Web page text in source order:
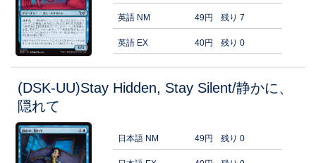
英語 NM 49円 残り 7
英語 EX 40円 残り 0
(DSK-UU)Stay Hidden, Stay Silent/静かに、
隠れて
日本語 NM 49円 残り 0